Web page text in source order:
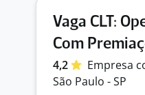
Vaga CLT:
Com
4,2 Empresa
São Paulo - SP